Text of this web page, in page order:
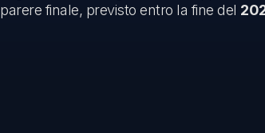
parere finale, previsto entro la fine del